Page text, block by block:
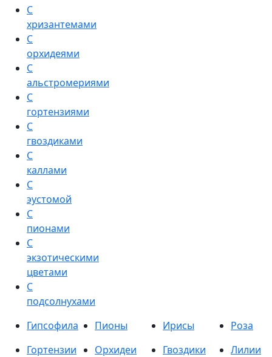
С
хризантемами
С
орхидеями
С
альстромериями
С
гортензиями
С
гвоздиками
С
каллами
С
эустомой
С
пионами
С
экзотическими
цветами
С
подсолнухами
Гипсофила
Пионы Ирисы
Роза
Гортензии
Орхидеи Гвоздики
Лилии